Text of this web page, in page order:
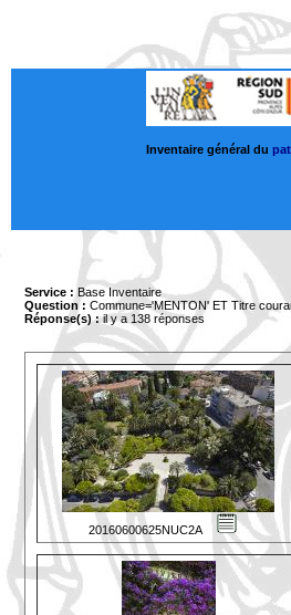
Inventaire général du
Service : Base Inventaire
Question : Commune='MENTON' ET Titre
Réponse(s) :il y a 138 réponses
20160600625NUC2A